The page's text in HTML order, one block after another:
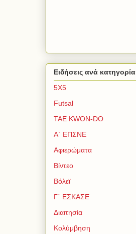
Ειδήσεις ανά κατηγορία
5Χ5
Futsal
TAE KWON-DO
Α΄ ΕΠΣΝΕ
Αφιερώματα
Βίντεο
Βόλεϊ
Γ΄ ΕΣΚΑΣΕ
Διαιτησία
Κολύμβηση